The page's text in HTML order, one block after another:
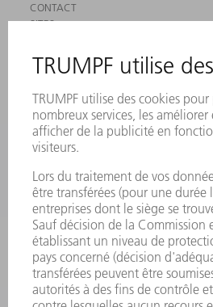
CONTACT
SITES
INSCRIPTION À LA NEWSLETTER
MYTRUMPF
PRODUITS
MACHINES & SYSTÈMES
LASER
ELECTRONIQUE DE PUISSANCE
OUTILS ÉLECTRIQUES
SMART FACTORY
LOGICIEL
SERVICES
APPLICATIONS
SECTEURS D'ACTIVITÉ
ENTREPRISE
CARRIÈRE
OFFRES